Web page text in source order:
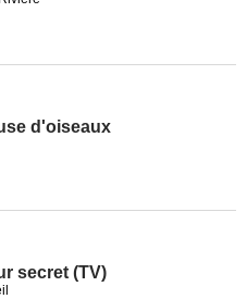
d'oiseaux
secret (TV)